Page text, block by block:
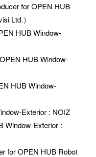
for OPEN HUB
Ltd.）
HUB Window-
HUB Window-
HUB Window-
Exterior : NOIZ
Window-Exterior
for OPEN HUB Robot